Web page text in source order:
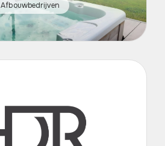
Afbouwbedrijven